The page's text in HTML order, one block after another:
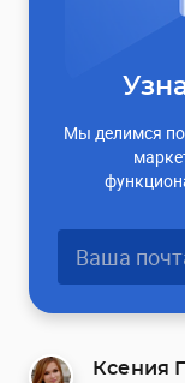
Мы делимся
Ксения